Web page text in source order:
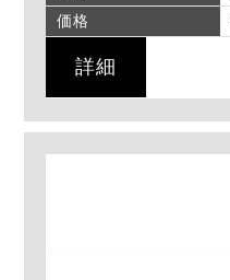
価格
詳細